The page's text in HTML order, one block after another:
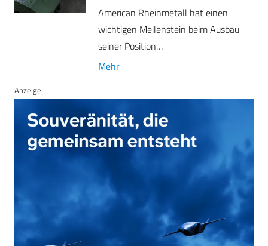
American Rheinmetall hat einen
wichtigen Meilenstein beim Ausbau
seiner Position…
Mehr
Anzeige